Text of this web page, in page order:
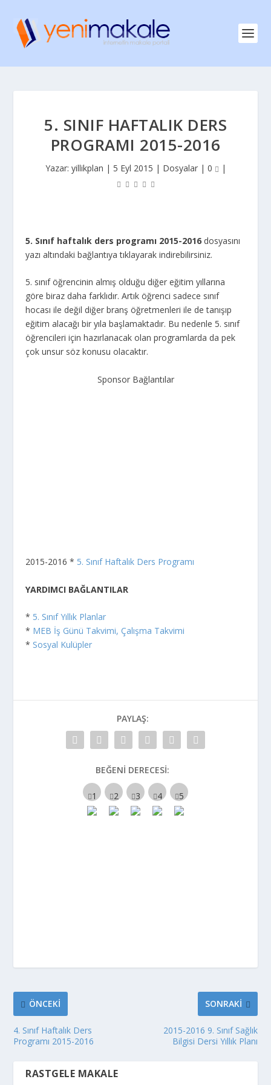
5. SINIF HAFTALIK DERS
PROGRAMI 2015-2016
Yazar: yillikplan | 5 Eyl 2015 | Dosyalar| 0 |
5. Sınıf haftalık ders programı 2015-2016 dosyasını
yazı altındaki bağlantıya tıklayarak indirebilirsiniz.
5. sınıf öğrencinin almış olduğu diğer eğitim yıllarına
göre biraz daha farklıdır. Artık öğrenci sadece sınıf
hocası ile değil diğer branş öğretmenleri ile de tanışıp
eğitim alacağı bir yıla başlamaktadır. Bu nedenle 5. sınıf
öğrencileri için hazırlanacak olan programlarda da pek
çok unsur söz konusu olacaktır.
Sponsor Bağlantılar
2015-2016 * 5. Sınıf Haftalık Ders Programı
YARDIMCI BAĞLANTILAR
* 5. Sınıf Yıllık Planlar
* MEB İş Günü Takvimi, Çalışma Takvimi
* Sosyal Kulüpler
PAYLAŞ:
BEĞENI DERECESI:
ÖNCEKI
4. Sınıf Haftalık Ders
Programı 2015-2016
SONRAKI
2015-2016 9. Sınıf Sağlık
Bilgisi Dersi Yıllık Planı
RASTGELE MAKALE